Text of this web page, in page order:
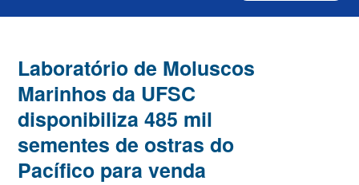
Laboratório de Moluscos
Marinhos da UFSC
disponibiliza 485 mil
sementes de ostras do
Pacífico para venda